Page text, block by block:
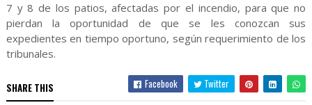
7 y 8 de los patios, afectadas por el incendio, para que no
pierdan la oportunidad de que se les conozcan sus
expedientes en tiempo oportuno, según requerimiento de los
tribunales.
SHARE THIS Facebook Twitter